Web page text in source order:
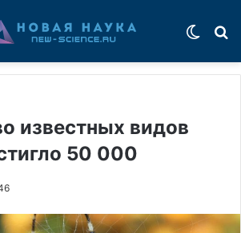
известных видов
50 000